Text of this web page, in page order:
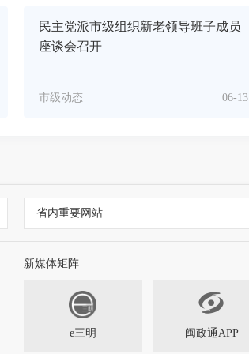
民主党派市级组织新老领导班子成员
座谈会召开
06-13
市级动态
省内重要网站
新媒体矩阵
e三明 闽政通APP